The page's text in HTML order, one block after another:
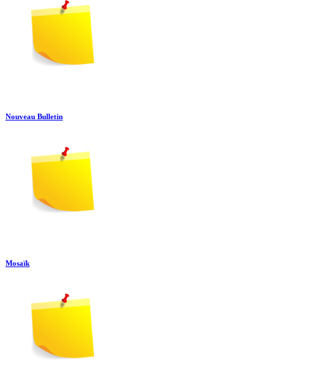
Nouveau Bulletin
Mosaïk